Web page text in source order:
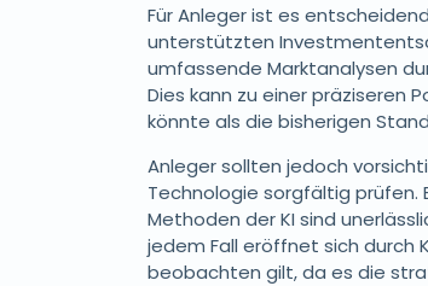
Für Anleger ist es
unterstützten
umfassende Marktanalysen
Dies kann zu einer präziseren
könnte als die bisherigen
Anleger sollten jedoch
Technologie sorgfältig prüfen.
Methoden der KI sind
jedem Fall eröffnet sich durch
beobachten gilt, da es die